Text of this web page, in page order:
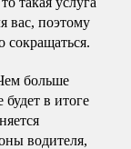
вас, поэтому
сокращаться.
больше
в итоге
водителя,